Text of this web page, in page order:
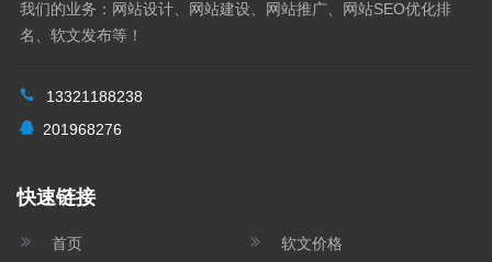
我们的业务：网站设计、网站建设、网站推广、网站SEO优化排
名、软文发布等！
13321188238
201968276
快速链接
首页 软文价格